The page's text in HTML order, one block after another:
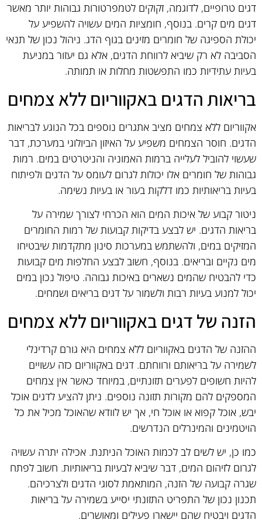
דגים טרופיים, לדוגמה, זקוקים לטמפרטורות גבוהות יותר מאשר
דגים מים קרים. בנוסף, חומציות המים עשויה להשפיע על
יכולת הספיגה של חומרים מזינים בגוף הדג. ניהול נכון של תנאי
הסביבה לא רק שיביא לרווחת הדגים, אלא גם יעזור במניעת
בעיות עתידיות כמו התפשטות מחלות או תמותה.
בריאות הדגים באקווריום ללא צמחים
אקווריום ללא צמחים מציב אתגרים נוספים בכל הנוגע לבריאות
הדגים. חוסר הצמחים משפיע על האיזון הביולוגי במערכת, דבר
שעשוי להוביל לעלייה ברמות האמוניה והניטרטים במים. רמות
גבוהות של חומרים אלו יכולות לגרום לעומס על הדגים ולפיתוח
בעיות בריאותיות כמו דלקות בעור או בעיות נשימה.
ניטור קבוע של איכות המים הוא הכרחי לצורך שמירה על
בריאות הדגים. יש לבצע בדיקות קבועות של רמות החומרים
המזיקים במים, ולהשתמש במערכות סינון מתקדמות שיבטיחו
מים נקיים ובריאים. בנוסף, חשוב לבצע החלפות מים קבועות
כדי להבטיח שהמים נשארים באיכות גבוהה. טיפול נכון במים
יכול למנוע בעיות רבות ולשמור על דגים בריאים ושמחים.
הזנה של דגים באקווריום ללא צמחים
ההזנה של הדגים באקווריום ללא צמחים היא גורם קרדינלי
לשמירה על בריאותם ורווחתם. דגים באקווריום כזה עשויים
להיות חשופים לפערים תזונתיים, במיוחד כאשר אין צמחים
המספקים להם מקורות תזונה נוספים. ניתן להציע לדגים אוכל
יבש, אוכל קפוא או אוכל חי, אך יש לוודא שהאוכל מכיל את כל
הויטמינים והמינרלים הנדרשים.
כמו כן, יש לשים לב לכמות האוכל הניתנת. אכילה יתרה עשויה
לגרום לזיהום המים, דבר שיביא לבעיות בריאותיות. חשוב לפתח
שגרה קבועה של הזנה, המותאמת לסוגי הדגים ולצרכיהם.
תכנון נכון של התפריט התזונתי יסייע בשמירה על בריאות
הדגים ויבטיח שהם יישארו פעילים ומאושרים.